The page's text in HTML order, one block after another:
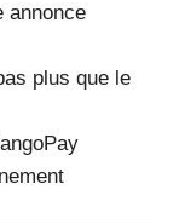
annonce
plus que le